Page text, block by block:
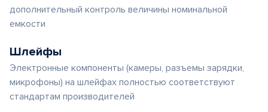
дополнительный контроль величины номинальной
емкости
Шлейфы
Электронные компоненты (камеры, разъемы зарядки,
микрофоны) на шлейфах полностью соответствуют
стандартам производителей